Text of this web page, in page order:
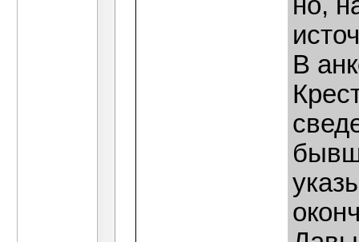
но,
В